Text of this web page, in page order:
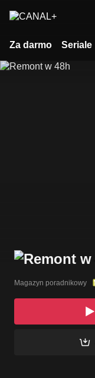
Za darmo Seriale
Magazyn poradnikowy